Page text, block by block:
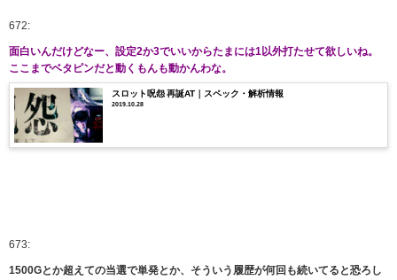
672:
面白いんだけどなー、設定2か3でいいからたまには1以外打たせて欲しいね。
ここまでベタピンだと動くもんも動かんわな。
スロット呪怨 再誕AT｜スペック・解析情報
2019.10.28
673:
1500Gとか超えての当選で単発とか、そういう履歴が何回も続いてると恐ろし